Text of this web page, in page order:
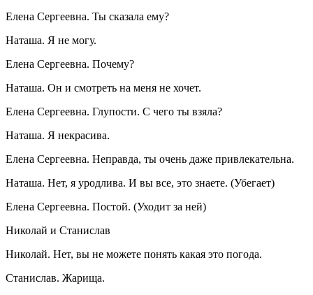
Елена Сергеевна. Ты сказала ему?
Наташа. Я не могу.
Елена Сергеевна. Почему?
Наташа. Он и смотреть на меня не хочет.
Елена Сергеевна. Глупости. С чего ты взяла?
Наташа. Я некрасива.
Елена Сергеевна. Неправда, ты очень даже привлекательна.
Наташа. Нет, я уродлива. И вы все, это знаете. (Убегает)
Елена Сергеевна. Постой. (Уходит за ней)
Николай и Станислав
Николай. Нет, вы не можете понять какая это погода.
Станислав. Жарища.